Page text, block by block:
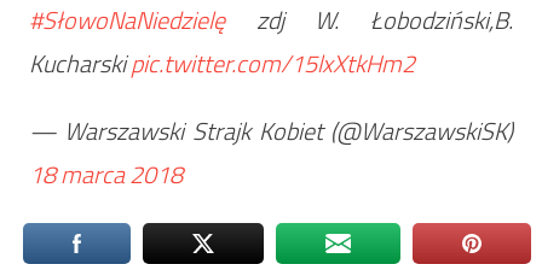
#SłowoNaNiedzielęzdj W. Łobodziński,B.
Kucharskipic.twitter.com/15lxXtkHm2
— Warszawski Strajk Kobiet (@WarszawskiSK)
18 marca 2018